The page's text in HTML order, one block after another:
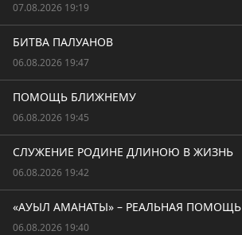
07.08.2026 19:19
БИТВА ПАЛУАНОВ
06.08.2026 19:47
ПОМОЩЬ БЛИЖНЕМУ
06.08.2026 19:45
СЛУЖЕНИЕ РОДИНЕ ДЛИНОЮ В ЖИЗНЬ
06.08.2026 19:42
«АУЫЛ АМАНАТЫ» – РЕАЛЬНАЯ ПОМОЩЬ
06.08.2026 19:40